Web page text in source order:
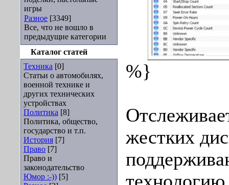
игры
Разное [3349]
Все, что не вошло в
предыдущие категории
Каталог статей
Техника [0]
Статьи о автомобилях,
военной технике и
других технических
устройствах
Политика [8]
Политика, общество,
государство и т.п.
История [7]
Право [7]
Право и
законодательство
Юмор :-)) [5]
%}
жестких